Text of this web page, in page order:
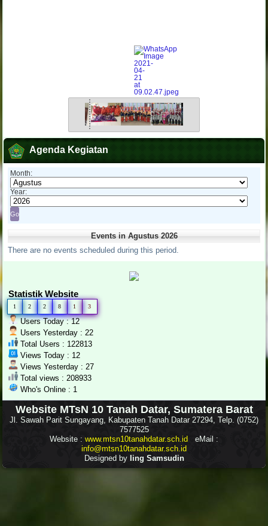
Agenda Kegiatan
Month:
Year:
Events in Agustus 2026
There are no events scheduled during this period.
Statistik Website
1 2 2 8 1 3
Users Today : 12
Users Yesterday : 22
Total Users : 122813
Views Today : 12
Views Yesterday : 27
Total views : 208933
Who's Online : 1
Website MTsN 10 Tanah Datar, Sumatera Barat
Jl. Sawah Parit Sungayang, Kabupaten Tanah Datar 27294, Telp. (0752)
7577525
Website : www.mtsn10tanahdatar.sch.id eMail :
info@mtsn10tanahdatar.sch.id
Designed by Iing Samsudin